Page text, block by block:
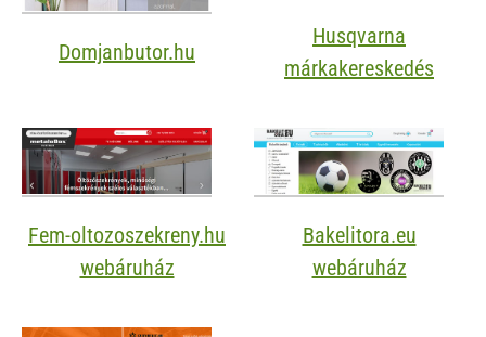
Domjanbutor.hu
Husqvarna
márkakereskedés
Fem-oltozoszekreny.hu
webáruház
Bakelitora.eu
webáruház